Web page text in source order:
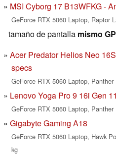
MSI Cyborg 17 B13WFKG -
GeForce RTX 5060 Laptop, Raptor
tamaño de pantalla mismo
Acer Predator Helios Neo
specs
GeForce RTX 5060 Laptop,
Lenovo Yoga Pro 9 16i Gen
GeForce RTX 5060 Laptop,
Gigabyte Gaming A18
GeForce RTX 5060 Laptop, Hawk
kg